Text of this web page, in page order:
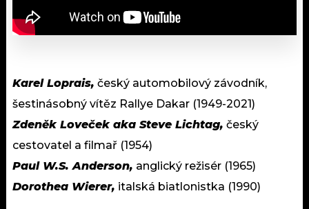
Karel Loprais, český automobilový závodník,
šestinásobný vítěz Rallye Dakar (1949-2021)
Zdeněk Loveček aka Steve Lichtag, český
cestovatel a filmař (1954)
Paul W.S. Anderson, anglický režisér (1965)
Dorothea Wierer, italská biatlonistka (1990)